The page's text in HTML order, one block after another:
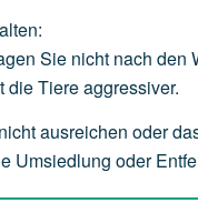
Sie nicht nach den
Tiere aggressiver.
ausreichen oder
Umsiedlung oder